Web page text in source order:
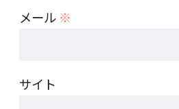
メール ※
サイト